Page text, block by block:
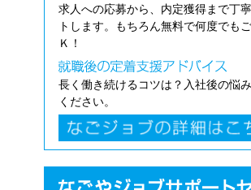
求人への応募から、内定獲得まで丁
トします。もちろん無料で何度でも
Ｋ！
長く働き続けるコツは？入社後の悩
ください。